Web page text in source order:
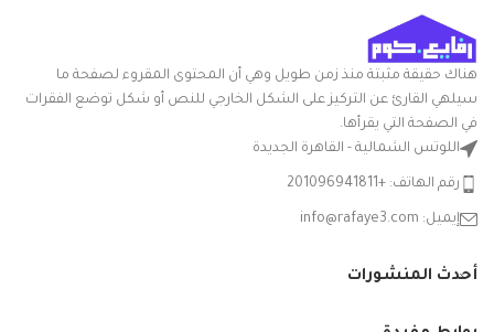
هناك حقيقة مثبتة منذ زمن طويل وهي أن المحتوى المقروء لصفحة ما
سيلهي القارئ عن التركيز على الشكل الخارجي للنص أو شكل توضع الفقرات
في الصفحة التي يقرأها.
اللوتس الشمالية - القاهرة الجديدة
رقم الهاتف: +201096941811
إيميل: info@rafaye3.com
أحدث المنشورات